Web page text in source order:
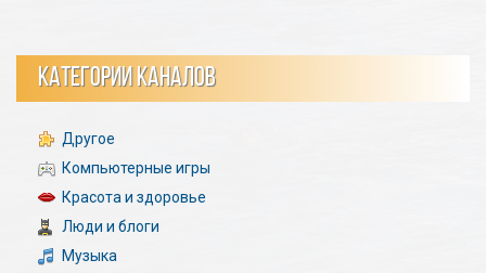
КАТЕГОРИИ КАНАЛОВ
Другое
Компьютерные игры
Красота и здоровье
Люди и блоги
Музыка